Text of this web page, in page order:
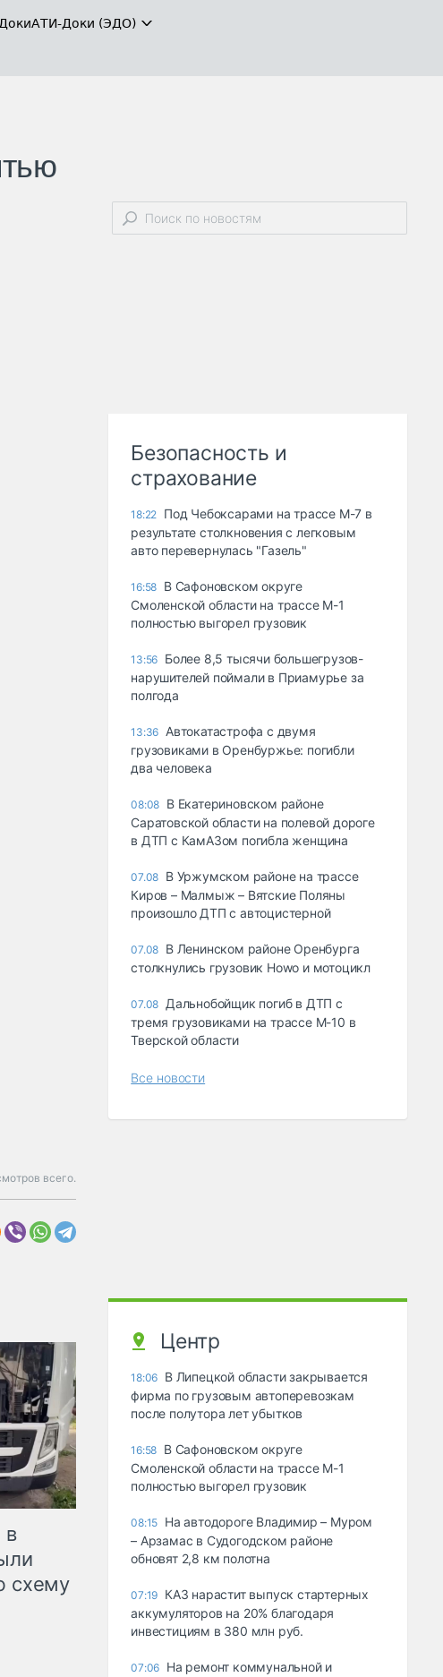
АТИ-Доки (ЭДО)
всего.
в
схему
Безопасность и
страхование
18:22 Под Чебоксарами на трассе М-7 в
результате столкновения с легковым
авто перевернулась "Газель"
16:58 В Сафоновском округе
Смоленской области на трассе М-1
полностью выгорел грузовик
13:56 Более 8,5 тысячи большегрузов-
нарушителей поймали в Приамурье за
полгода
13:36 Автокатастрофа с двумя
грузовиками в Оренбуржье: погибли
два человека
08:08 В Екатериновском районе
Саратовской области на полевой дороге
в ДТП с КамАЗом погибла женщина
07.08 В Уржумском районе на трассе
Киров – Малмыж – Вятские Поляны
произошло ДТП с автоцистерной
07.08 В Ленинском районе Оренбурга
столкнулись грузовик Howo и мотоцикл
07.08 Дальнобойщик погиб в ДТП с
тремя грузовиками на трассе М-10 в
Тверской области
Все новости
Центр
18:06 В Липецкой области закрывается
фирма по грузовым автоперевозкам
после полутора лет убытков
16:58 В Сафоновском округе
Смоленской области на трассе М-1
полностью выгорел грузовик
08:15 На автодороге Владимир – Муром
– Арзамас в Судогодском районе
обновят 2,8 км полотна
07:19 КАЗ нарастит выпуск стартерных
аккумуляторов на 20% благодаря
инвестициям в 380 млн руб.
07:06 На ремонт коммунальной и